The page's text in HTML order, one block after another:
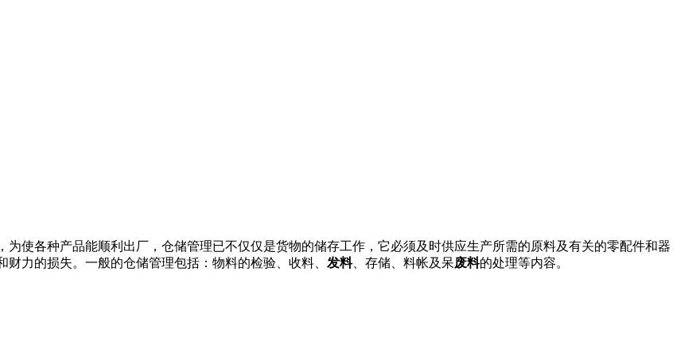
使各种产品能顺利出厂，仓储管理已不仅仅是货物的储存工作，它必须及时供应生产所需的原料及有关的零配件和器
力的损失。一般的仓储管理包括：物料的检验、收料、 发料、存储、料帐及呆废料的处理等内容。